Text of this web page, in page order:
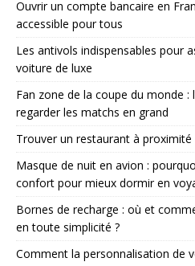
Ouvrir un compte bancaire en
accessible pour tous
Les antivols indispensables pour
voiture de luxe
Fan zone de la coupe du monde
regarder les matchs en grand
Trouver un restaurant à
Masque de nuit en avion :
confort pour mieux dormir en
Bornes de recharge : où et
en toute simplicité ?
Comment la personnalisation de